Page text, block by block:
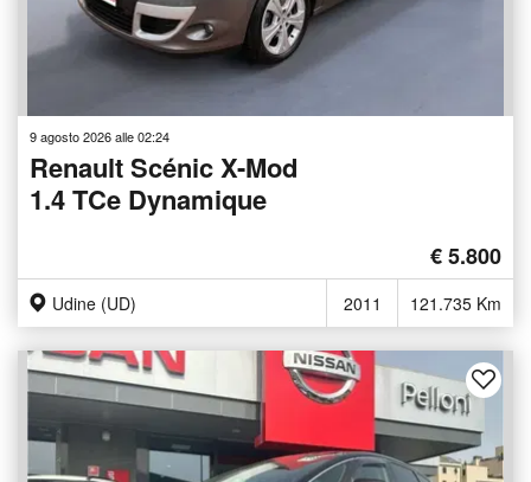
9 agosto 2026 alle 02:24
Renault Scénic X-Mod
1.4 TCe Dynamique
€ 5.800
Udine (UD) 2011 121.735 Km